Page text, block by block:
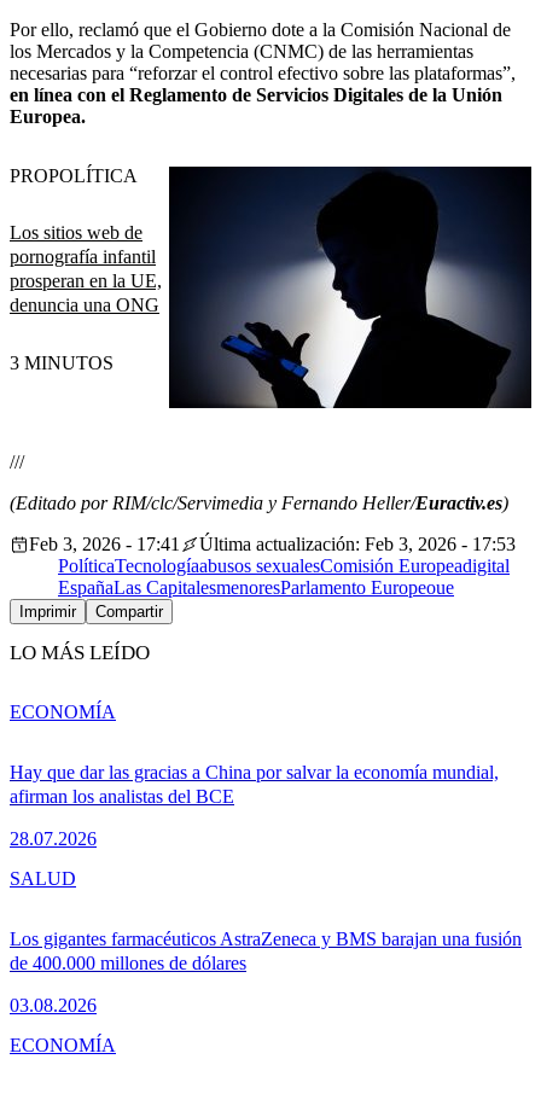
Por ello, reclamó que el Gobierno dote a la Comisión Nacional de
los Mercados y la Competencia (CNMC) de las herramientas
necesarias para “reforzar el control efectivo sobre las plataformas”,
en línea con el Reglamento de Servicios Digitales de la Unión
Europea.
Los sitios web de
pornografía infantil
prosperan en la UE,
denuncia una ONG
PROPOLÍTICA
3 MINUTOS
///
(Editado por RIM/clc/Servimedia y Fernando Heller/Euractiv.es)
Feb 3, 2026 - 17:41
Última actualización: Feb 3, 2026 - 17:53
PolíticaTecnologíaabusos sexualesComisión Europeadigital
EspañaLas CapitalesmenoresParlamento Europeoue
Imprimir Compartir
LO MÁS LEÍDO
Hay que dar las gracias a China por salvar la economía mundial,
afirman los analistas del BCE
28.07.2026
ECONOMÍA
Los gigantes farmacéuticos AstraZeneca y BMS barajan una fusión
de 400.000 millones de dólares
03.08.2026
SALUD
ECONOMÍA